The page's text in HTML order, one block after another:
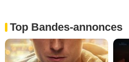
Top Bandes-annonces